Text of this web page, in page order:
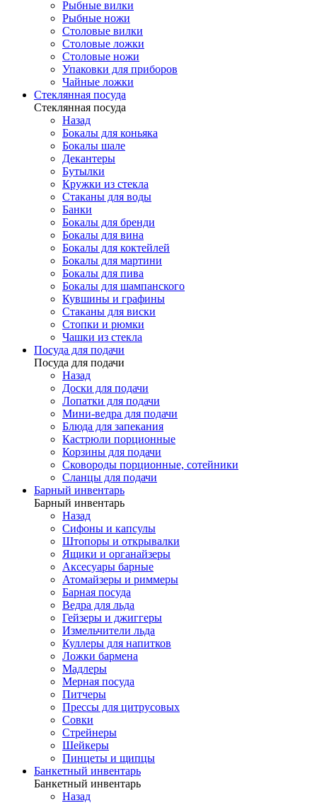
Рыбные вилки
Рыбные ножи
Столовые вилки
Столовые ложки
Столовые ножи
Упаковки для приборов
Чайные ложки
Стеклянная посуда
Стеклянная посуда
Назад
Бокалы для коньяка
Бокалы шале
Декантеры
Бутылки
Кружки из стекла
Стаканы для воды
Банки
Бокалы для бренди
Бокалы для вина
Бокалы для коктейлей
Бокалы для мартини
Бокалы для пива
Бокалы для шампанского
Кувшины и графины
Стаканы для виски
Стопки и рюмки
Чашки из стекла
Посуда для подачи
Посуда для подачи
Назад
Доски для подачи
Лопатки для подачи
Мини-ведра для подачи
Блюда для запекания
Кастрюли порционные
Корзины для подачи
Сковороды порционные, сотейники
Сланцы для подачи
Барный инвентарь
Барный инвентарь
Назад
Сифоны и капсулы
Штопоры и открывалки
Ящики и органайзеры
Аксесуары барные
Атомайзеры и риммеры
Барная посуда
Ведра для льда
Гейзеры и джиггеры
Измельчители льда
Куллеры для напитков
Ложки бармена
Мадлеры
Мерная посуда
Питчеры
Прессы для цитрусовых
Совки
Стрейнеры
Шейкеры
Пинцеты и щипцы
Банкетный инвентарь
Банкетный инвентарь
Назад